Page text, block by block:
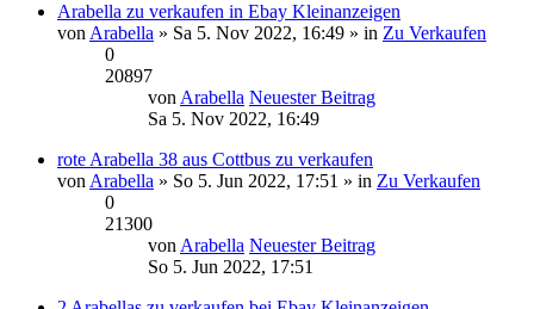
Arabella zu verkaufen in Ebay Kleinanzeigen
von Arabella » Sa 5. Nov 2022, 16:49 » in Zu Verkaufen
0
20897
von Arabella Neuester Beitrag
Sa 5. Nov 2022, 16:49
rote Arabella 38 aus Cottbus zu verkaufen
von Arabella » So 5. Jun 2022, 17:51 » in Zu Verkaufen
0
21300
von Arabella Neuester Beitrag
So 5. Jun 2022, 17:51